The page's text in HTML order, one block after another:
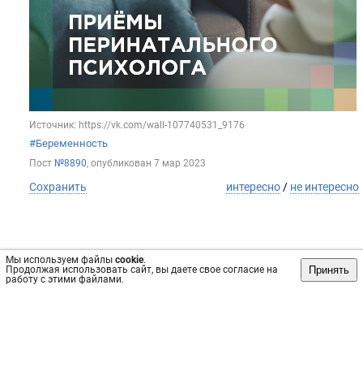
Мы используем файлы cookie.
Продолжая использовать сайт, вы даете свое согласие на
работу с этими файлами.
Принять
Источник: https://vk.com/wall-107740531_9176
#Беременность
Пост №8890, опубликован 7 мар 2023
Сохранить интересно / не интересно
Клиника «Источник» в ЖК Подсолнухи
Новое выгодное предложение от клиники "Источник"✅